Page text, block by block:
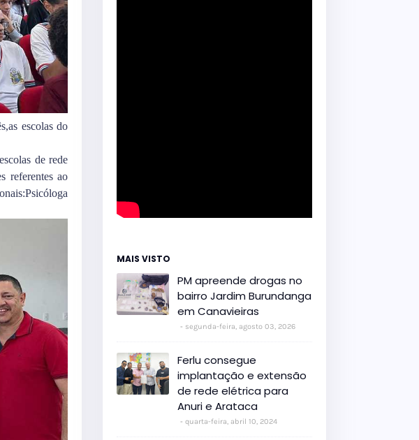
escolas do
de rede
referentes ao
MAIS VISTO
PM apreende drogas no
bairro Jardim Burundanga
em Canavieiras
segunda-feira, agosto 03, 2026
Ferlu consegue
implantação e extensão
de rede elétrica para
Anuri e Arataca
quarta-feira, abril 10, 2024